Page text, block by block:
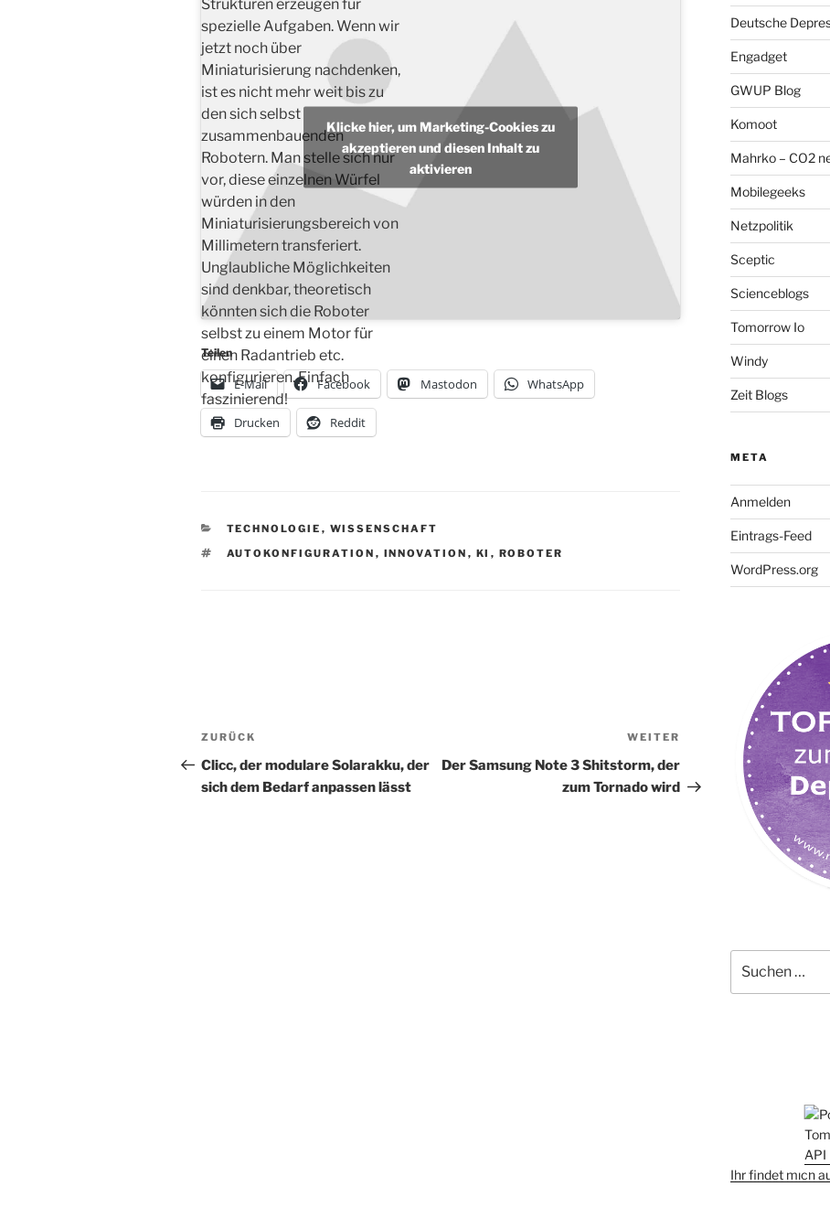
Strukturen erzeugen für
spezielle Aufgaben. Wenn wir
jetzt noch über
Miniaturisierung nachdenken,
ist es nicht mehr weit bis zu
den sich selbst
zusammenbauenden
Robotern. Man stelle sich nur
vor, diese einzelnen Würfel
würden in den
Miniaturisierungsbereich von
Millimetern transferiert.
Unglaubliche Möglichkeiten
sind denkbar, theoretisch
könnten sich die Roboter
selbst zu einem Motor für
einen Radantrieb etc.
konfigurieren. Einfach
faszinierend!
Klicke hier, um Marketing-Cookies zu
akzeptieren und diesen Inhalt zu
aktivieren
Teilen
E-Mail Facebook Mastodon WhatsApp
Drucken Reddit
KATEGORIEN
TECHNOLOGIE , WISSENSCHAFT
SCHLAGWÖRTER
AUTOKONFIGURATION , INNOVATION , KI , ROBOTER
Beitragsnavigation
Vorheriger
Beitrag
ZURÜCK
Clicc, der modulare Solarakku, der
sich dem Bedarf anpassen lässt
Nächster
Beitrag
WEITER
Der Samsung Note 3 Shitstorm, der
zum Tornado wird
Deutsche
Engadget
GWUP Blog
Komoot
Mahrko – CO2
Mobilegeeks
Netzpolitik
Sceptic
Scienceblogs
Tomorrow Io
Windy
Zeit Blogs
META
Anmelden
Eintrags-Feed
WordPress.org
nach:
Ihr findet mich